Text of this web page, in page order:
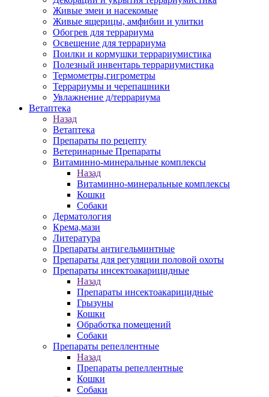
Живые змеи и насекомые
Живые ящерицы, амфибии и улитки
Обогрев для террариума
Освещение для террариума
Поилки и кормушки террариумистика
Полезный инвентарь террариумистика
Термометры,гигрометры
Террариумы и черепашники
Увлажнение д/террариума
Ветаптека
Назад
Ветаптека
Препараты по рецепту
Ветеринарные Препараты
Витаминно-минеральные комплексы
Назад
Витаминно-минеральные комплексы
Кошки
Собаки
Дерматология
Крема,мази
Литература
Препараты антигельминтные
Препараты для регуляции половой охоты
Препараты инсектоакарицидные
Назад
Препараты инсектоакарицидные
Грызуны
Кошки
Обработка помещений
Собаки
Препараты репеллентные
Назад
Препараты репеллентные
Кошки
Собаки